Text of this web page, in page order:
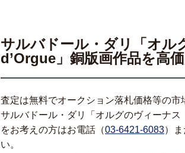
サルバドール・ダリ「オ
d’Orgue」銅版画作品を高
査定は無料でオークション落札価格等の
サルバドール・ダリ「オルグのヴィーナ
をお考えの方はお電話（03-6421-6083）
い。